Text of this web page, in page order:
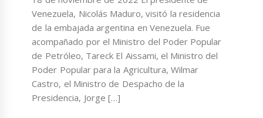
Venezuela, Nicolás Maduro, visitó la residencia
de la embajada argentina en Venezuela. Fue
acompañado por el Ministro del Poder Popular
de Petróleo, Tareck El Aissami, el Ministro del
Poder Popular para la Agricultura, Wilmar
Castro, el Ministro de Despacho de la
Presidencia, Jorge […]